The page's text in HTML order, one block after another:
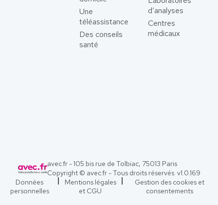
Une
téléassistance
Des conseils
santé
d’analyses
Centres
médicaux
avec.fr - 105 bis rue de Tolbiac, 75013 Paris
Copyright © avec.fr - Tous droits réservés. v1.0.169
Données
personnelles
Mentions légales
et CGU
Gestion des cookies et
consentements